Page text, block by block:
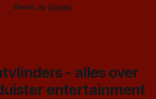
Werkt op Ghost
- alles over
entertainment